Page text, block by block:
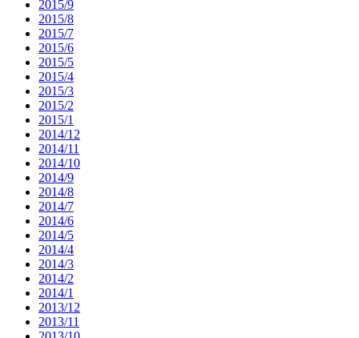
2015/9
2015/8
2015/7
2015/6
2015/5
2015/4
2015/3
2015/2
2015/1
2014/12
2014/11
2014/10
2014/9
2014/8
2014/7
2014/6
2014/5
2014/4
2014/3
2014/2
2014/1
2013/12
2013/11